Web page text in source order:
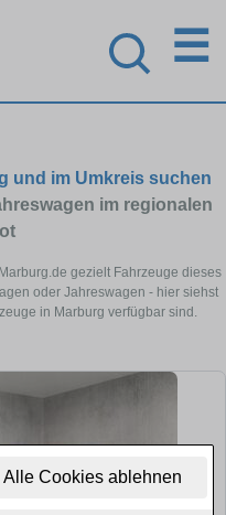
Alle Cookies ablehnen
☰
und im Umkreis suchen
im regionalen
gezielt Fahrzeuge dieses
oder Jahreswagen - hier siehst
in Marburg verfügbar sind.